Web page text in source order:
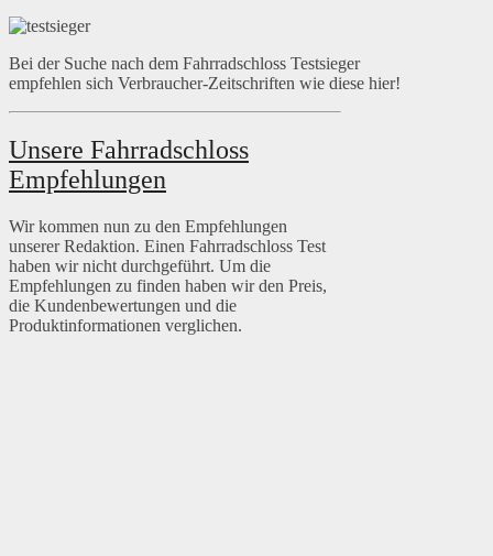
Bei der Suche nach dem Fahrradschloss Testsieger
empfehlen sich Verbraucher-Zeitschriften wie diese hier!
Unsere Fahrradschloss
Empfehlungen
Wir kommen nun zu den Empfehlungen
unserer Redaktion. Einen Fahrradschloss Test
haben wir nicht durchgeführt. Um die
Empfehlungen zu finden haben wir den Preis,
die Kundenbewertungen und die
Produktinformationen verglichen.